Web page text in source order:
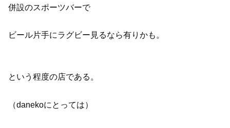
併設のスポーツバーで
ビール片手にラグビー見るなら有りかも。
という程度の店である。
（danekoにとっては）